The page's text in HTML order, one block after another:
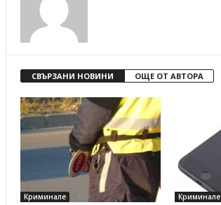
СВЪРЗАНИ НОВИНИ ОЩЕ ОТ АВТОРА
Криминале Криминале